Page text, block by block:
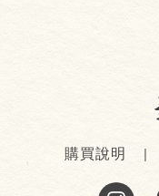
購買說明